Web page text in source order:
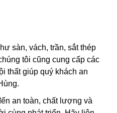
sàn, vách, trần, sắt thép
tôi cũng cung cấp các
thất giúp quý khách an
an toàn, chất lượng và